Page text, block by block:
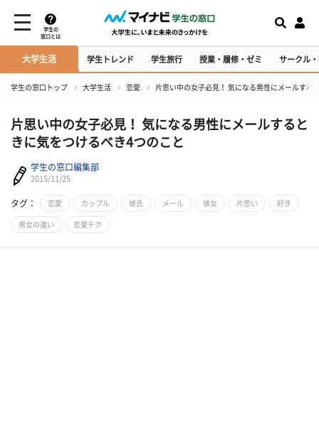
学生の
窓口とは
大学生活 学生トレンド 学生旅行 授業・履修・ゼミ サークル
学生の窓口トップ 大学生活 恋愛 片思い中の女子必見！ 気になる男性にメールする
片思い中の女子必見！ 気になる男性にメールすると
きに気をつけるべき4つのこと
学生の窓口編集部
2015/11/25
タグ： 恋愛 カップル 彼氏 メール 彼女 片思い 好き
男女の違い 恋愛テク